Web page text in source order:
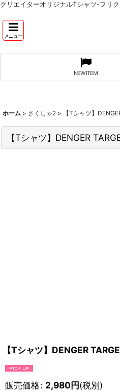
クリエイターオリジナルTシャツ-フリク
メニュー
NEW ITEM
ホーム > さくしゃ2 > 【Tシャツ】
【Tシャツ】DENGER
【Tシャツ】DENGER
販売価格: 2,980円(税別)